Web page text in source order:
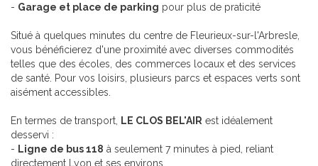
- Garage et place de parking pour plus de praticité
Situé à quelques minutes du centre de Fleurieux-sur-l'Arbresle,
vous bénéficierez d'une proximité avec diverses commodités
telles que des écoles, des commerces locaux et des services
de santé. Pour vos loisirs, plusieurs parcs et espaces verts sont
aisément accessibles.
En termes de transport, LE CLOS BEL'AIR est idéalement
desservi :
- Ligne de bus 118 à seulement 7 minutes à pied, reliant
directement Lyon et ses environs